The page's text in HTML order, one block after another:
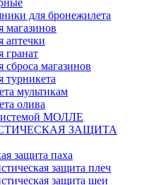
для бронежилета
магазинов
аптечки
гранат
магазинов
турникета
мультикам
олива
МОЛЛЕ
ЗАЩИТА
защита паха
защита плеч
защита шеи